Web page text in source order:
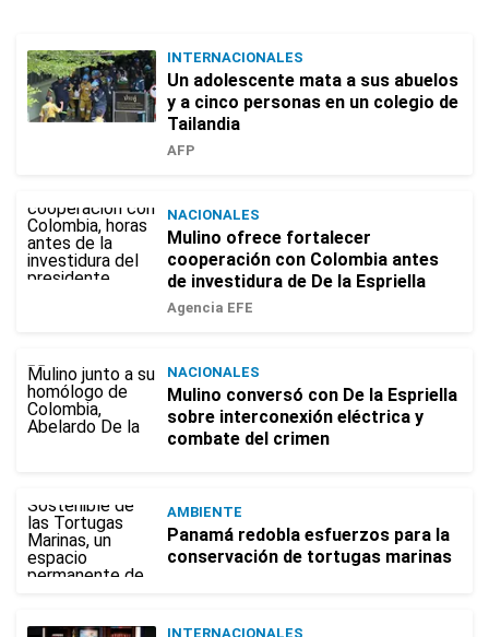
INTERNACIONALES
Un adolescente mata a sus abuelos
y a cinco personas en un colegio de
Tailandia
AFP
NACIONALES
Mulino ofrece fortalecer
cooperación con Colombia antes
de investidura de De la Espriella
Agencia EFE
NACIONALES
Mulino conversó con De la Espriella
sobre interconexión eléctrica y
combate del crimen
AMBIENTE
Panamá redobla esfuerzos para la
conservación de tortugas marinas
INTERNACIONALES